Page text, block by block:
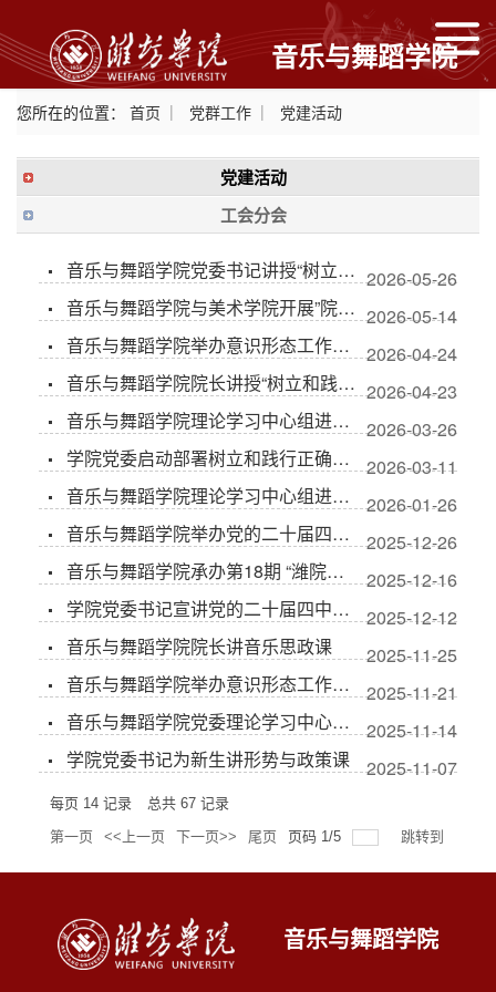
音乐与舞蹈学院
您所在的位置： 首页 党群工作 党建活动
党建活动
工会分会
音乐与舞蹈学院党委书记讲授“树立和践行正确政绩观”专题党课 2026-05-26
音乐与舞蹈学院与美术学院开展”院院联合“理论学习中心组学习 2026-05-14
音乐与舞蹈学院举办意识形态工作专题培训
2026-04-24
音乐与舞蹈学院院长讲授“树立和践行正确政绩观”专题党课 2026-04-23
音乐与舞蹈学院理论学习中心组进行2026年第二次集体学习
2026-03-26
学院党委启动部署树立和践行正确政绩观学习教育
2026-03-11
音乐与舞蹈学院理论学习中心组进行2026年第一次集体学习
2026-01-26
音乐与舞蹈学院举办党的二十届四中全会精神专题宣讲会
2025-12-26
音乐与舞蹈学院承办第18期 “潍院清风”读书会
2025-12-16
学院党委书记宣讲党的二十届四中全会精神
2025-12-12
音乐与舞蹈学院院长讲音乐思政课
2025-11-25
音乐与舞蹈学院举办意识形态工作专题培训
2025-11-21
音乐与舞蹈学院党委理论学习中心组进行2025年第十一次集体学习
2025-11-14
学院党委书记为新生讲形势与政策课
2025-11-07
每页 14 记录 总共 67 记录
第一页
<<上一页 下一页>> 尾页 页码 1/5 跳转到
音乐与舞蹈学院